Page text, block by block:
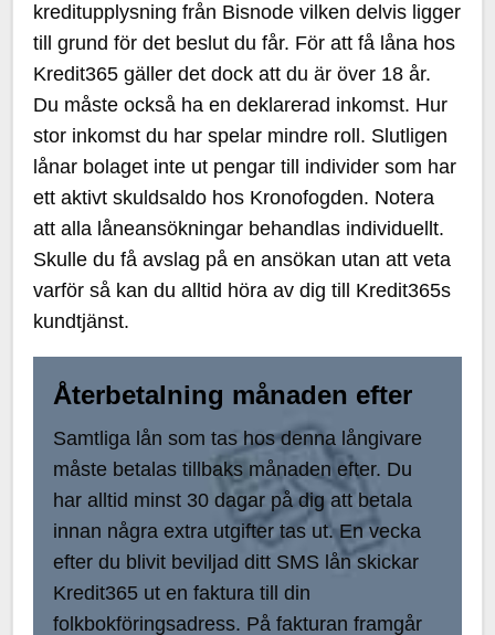
kreditupplysning från Bisnode vilken delvis ligger
till grund för det beslut du får. För att få låna hos
Kredit365 gäller det dock att du är över 18 år.
Du måste också ha en deklarerad inkomst. Hur
stor inkomst du har spelar mindre roll. Slutligen
lånar bolaget inte ut pengar till individer som har
ett aktivt skuldsaldo hos Kronofogden. Notera
att alla låneansökningar behandlas individuellt.
Skulle du få avslag på en ansökan utan att veta
varför så kan du alltid höra av dig till Kredit365s
kundtjänst.
Återbetalning månaden efter
Samtliga lån som tas hos denna långivare
måste betalas tillbaks månaden efter. Du
har alltid minst 30 dagar på dig att betala
innan några extra utgifter tas ut. En vecka
efter du blivit beviljad ditt SMS lån skickar
Kredit365 ut en faktura till din
folkbokföringsadress. På fakturan framgår